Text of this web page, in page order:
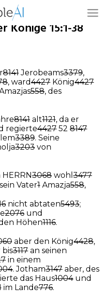
Könige 15:1-38
8141Jerobeams3379,
, ward4427 König4427
558, des
8141 alt1121, da er
regierte4427 52 8147
3389. Seine
3203 von
3068 wohl 3477
Vater1 Amazja558,
nicht abtaten5493;
2076 und
Höhen1116.
aber den König4428,
bis3117 an seinen
in einem
. Jotham3147 aber, des
das Haus1004und
im Lande776.